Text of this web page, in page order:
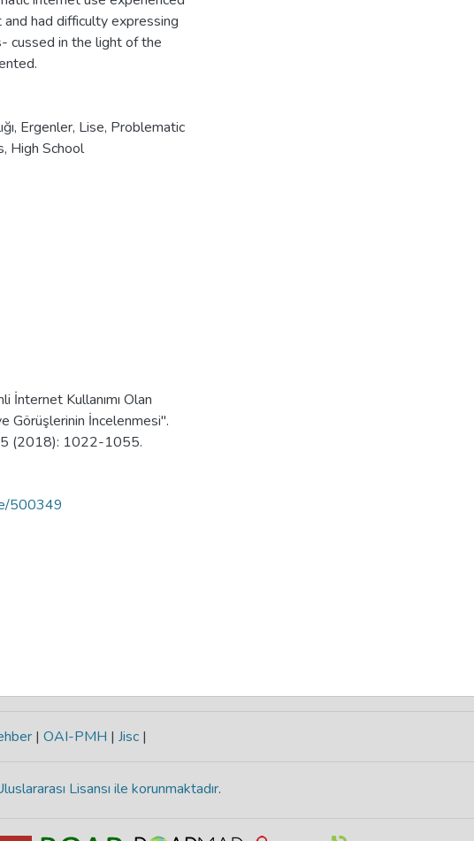
had difficulty expressing
cussed in the light of the
, Ergenler, Lise, Problematic
, High School
Kullanımı Olan
Görüşlerinin İncelenmesi".
(2018): 1022-1055.
500349
| OAI-PMH | Jisc |
Lisansı ile korunmaktadır.